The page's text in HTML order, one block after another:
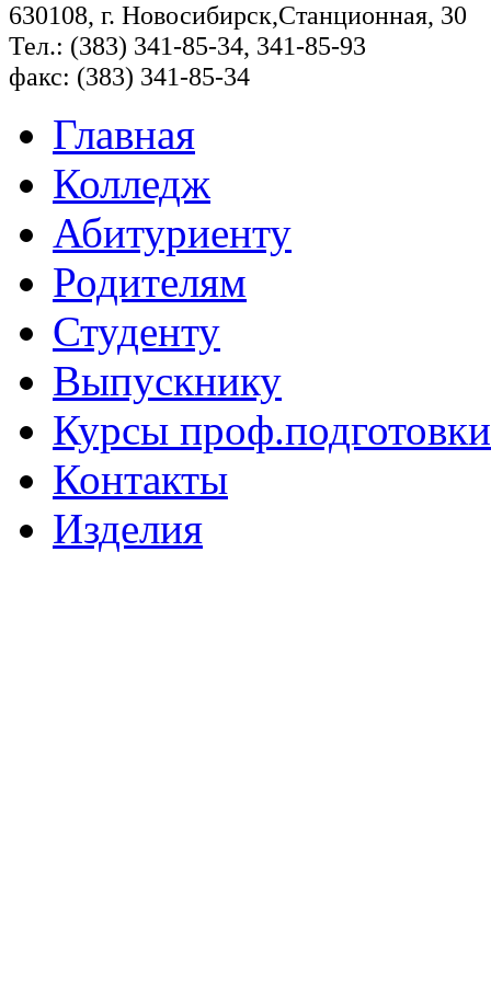
630108, г. Новосибирск,Станционная, 30
Тел.: (383) 341-85-34, 341-85-93
факс: (383) 341-85-34
Главная
Колледж
Абитуриенту
Родителям
Студенту
Выпускнику
Курсы проф.подготовки
Контакты
Изделия